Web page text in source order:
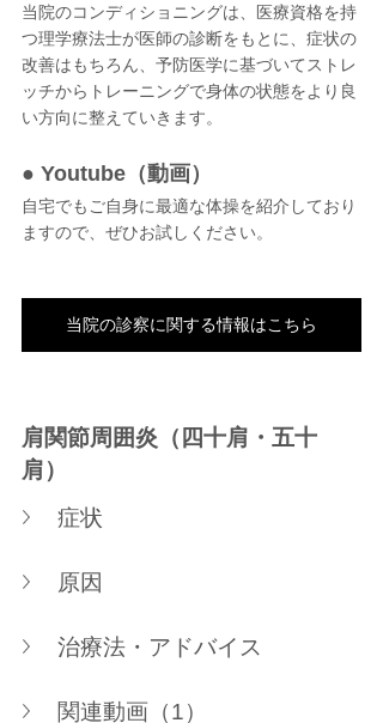
当院のコンディショニングは、医療資格を持
つ理学療法士が医師の診断をもとに、症状の
改善はもちろん、予防医学に基づいてストレ
ッチからトレーニングで身体の状態をより良
い方向に整えていきます。
● Youtube（動画）
自宅でもご自身に最適な体操を紹介しており
ますので、ぜひお試しください。
当院の診察に関する情報はこちら
肩関節周囲炎（四十肩・五十
肩）
症状
原因
治療法・アドバイス
関連動画（1）